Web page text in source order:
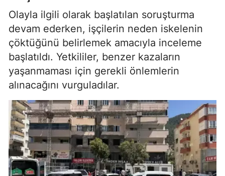
Olayla ilgili olarak başlatılan soruşturma
devam ederken, işçilerin neden iskelenin
çöktüğünü belirlemek amacıyla inceleme
başlatıldı. Yetkililer, benzer kazaların
yaşanmaması için gerekli önlemlerin
alınacağını vurguladılar.